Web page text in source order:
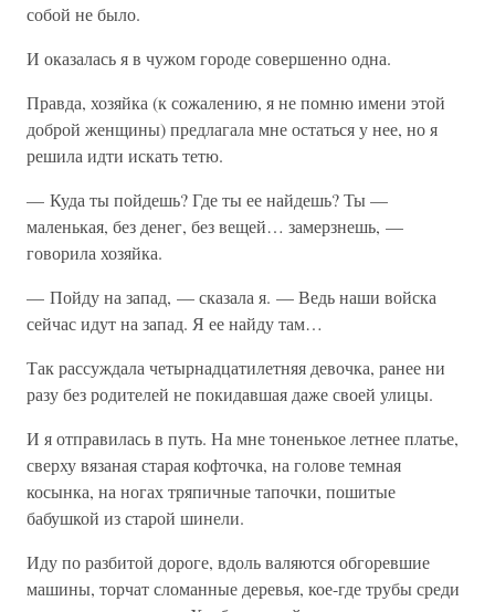
собой не было.
И оказалась я в чужом городе совершенно одна.
Правда, хозяйка (к сожалению, я не помню имени этой
доброй женщины) предлагала мне остаться у нее, но я
решила идти искать тетю.
— Куда ты пойдешь? Где ты ее найдешь? Ты —
маленькая, без денег, без вещей… замерзнешь, —
говорила хозяйка.
— Пойду на запад, — сказала я. — Ведь наши войска
сейчас идут на запад. Я ее найду там…
Так рассуждала четырнадцатилетняя девочка, ранее ни
разу без родителей не покидавшая даже своей улицы.
И я отправилась в путь. На мне тоненькое летнее платье,
сверху вязаная старая кофточка, на голове темная
косынка, на ногах тряпичные тапочки, пошитые
бабушкой из старой шинели.
Иду по разбитой дороге, вдоль валяются обгоревшие
машины, торчат сломанные деревья, кое-где трубы среди